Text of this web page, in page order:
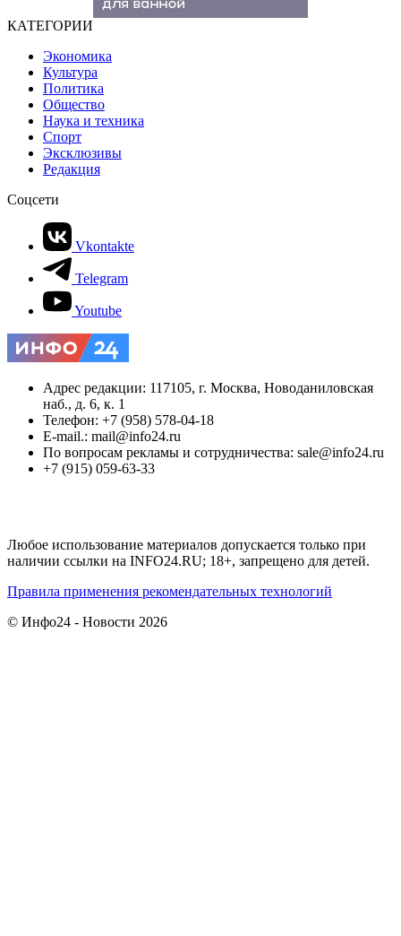
КАТЕГОРИИ
Экономика
Культура
Политика
Общество
Наука и техника
Спорт
Эксклюзивы
Редакция
Соцсети
Vkontakte
Telegram
Youtube
Адрес редакции: 117105, г. Москва, Новоданиловская
наб., д. 6, к. 1
Телефон: +7 (958) 578-04-18
E-mail.: mail@info24.ru
По вопросам рекламы и сотрудничества: sale@info24.ru
+7 (915) 059-63-33
Любое использование материалов допускается только при
наличии ссылки на INFO24.RU; 18+, запрещено для детей.
Правила применения рекомендательных технологий
© Инфо24 - Новости 2026